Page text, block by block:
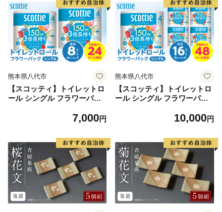
熊本県八代市
【スコッティ】トイレットロ
ール シングル フラワーパッ
き 日用品 生活必需品7,000円
熊本県八代市
【スコッティ】トイレットロ
ール シングル フラワーパッ
つき 日用品 生活必需品
10,000円